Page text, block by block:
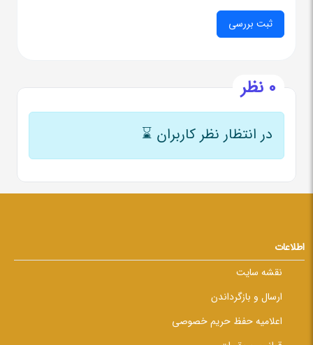
0 نظر
در انتظار نظر کاربران ⌛
اطلاعات
نقشه سایت
ارسال و بازگرداندن
اعلامیه حفظ حریم خصوصی